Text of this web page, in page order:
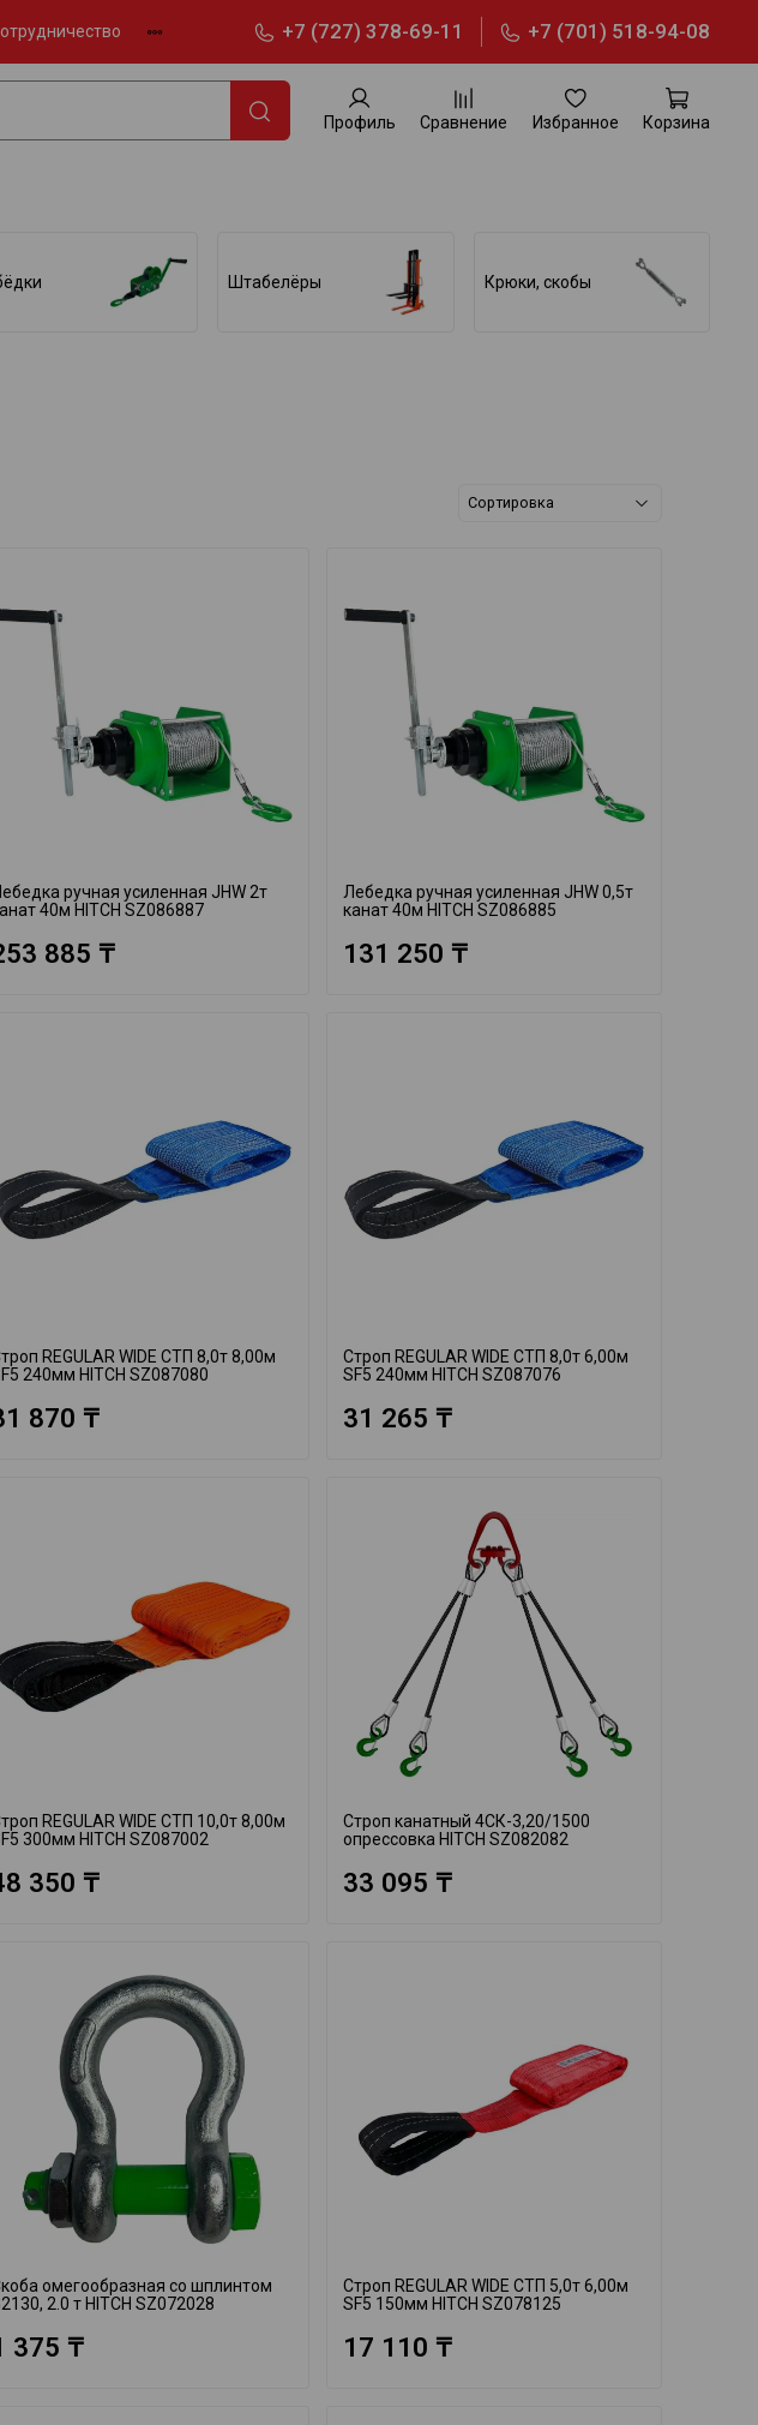
+7 (727) 378-69-11 +7 (701) 518-94-08
Профиль Сравнение Избранное Корзина
Штабелёры Крюки, скобы
ручная усиленная JHW 2т
40м HITCH SZ086887
885 ₸
Лебедка ручная усиленная JHW 0,5т
канат 40м HITCH SZ086885
131 250 ₸
REGULAR WIDE СТП 8,0т 8,00м
240мм HITCH SZ087080
870 ₸
Строп REGULAR WIDE СТП 8,0т 6,00м
SF5 240мм HITCH SZ087076
31 265 ₸
REGULAR WIDE СТП 10,0т 8,00м
300мм HITCH SZ087002
350 ₸
Строп канатный 4СК-3,20/1500
опрессовка HITCH SZ082082
33 095 ₸
омегообразная со шплинтом
2.0 т HITCH SZ072028
375 ₸
Строп REGULAR WIDE СТП 5,0т 6,00м
SF5 150мм HITCH SZ078125
17 110 ₸